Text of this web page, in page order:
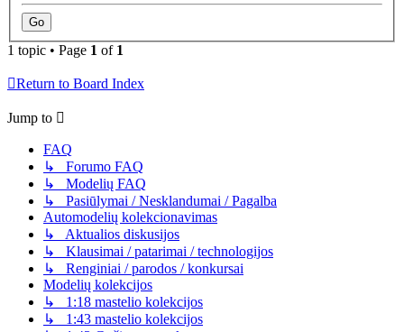
1 topic • Page 1 of 1
Return to Board Index
Jump to
FAQ
↳ Forumo FAQ
↳ Modelių FAQ
↳ Pasiūlymai / Nesklandumai / Pagalba
Automodelių kolekcionavimas
↳ Aktualios diskusijos
↳ Klausimai / patarimai / technologijos
↳ Renginiai / parodos / konkursai
Modelių kolekcijos
↳ 1:18 mastelio kolekcijos
↳ 1:43 mastelio kolekcijos